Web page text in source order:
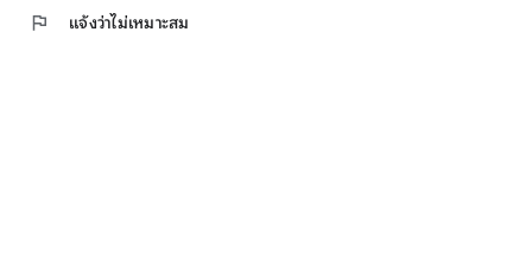
flag แจ้งว่าไม่เหมาะสม